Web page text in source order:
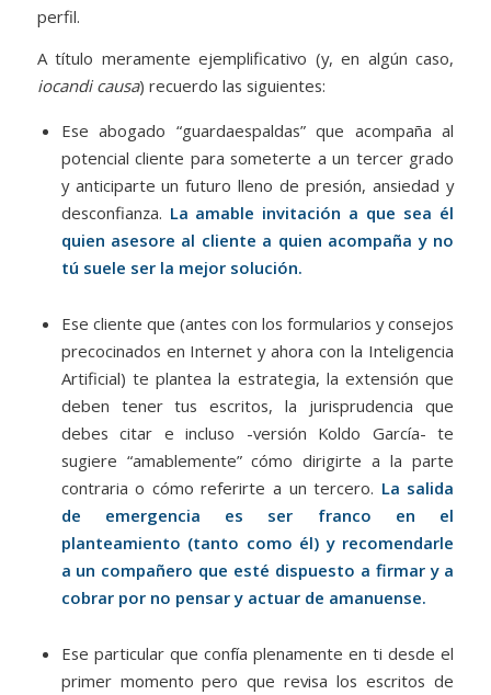
perfil.
A título meramente ejemplificativo (y, en algún caso,
iocandi causa) recuerdo las siguientes:
Ese abogado “guardaespaldas” que acompaña al
potencial cliente para someterte a un tercer grado
y anticiparte un futuro lleno de presión, ansiedad y
desconfianza. La amable invitación a que sea él
quien asesore al cliente a quien acompaña y no
tú suele ser la mejor solución.
Ese cliente que (antes con los formularios y consejos
precocinados en Internet y ahora con la Inteligencia
Artificial) te plantea la estrategia, la extensión que
deben tener tus escritos, la jurisprudencia que
debes citar e incluso -versión Koldo García- te
sugiere “amablemente” cómo dirigirte a la parte
contraria o cómo referirte a un tercero. La salida
de emergencia es ser franco en el
planteamiento (tanto como él) y recomendarle
a un compañero que esté dispuesto a firmar y a
cobrar por no pensar y actuar de amanuense.
Ese particular que confía plenamente en ti desde el
primer momento pero que revisa los escritos de